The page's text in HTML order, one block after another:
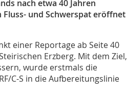
nach etwa 40 Jahren
und Schwerspat eröffnet
einer Reportage ab Seite 40
Erzberg. Mit dem Ziel,
wurde erstmals die
C-S in die Aufbereitungslinie